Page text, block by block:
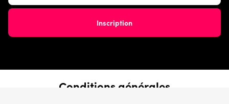
Conditions générales